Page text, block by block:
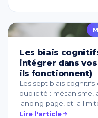
Les biais
intégrer dans
ils fonctionnent)
Les sept biais
publicité : mécanisme,
landing page, et la
Lire l'article